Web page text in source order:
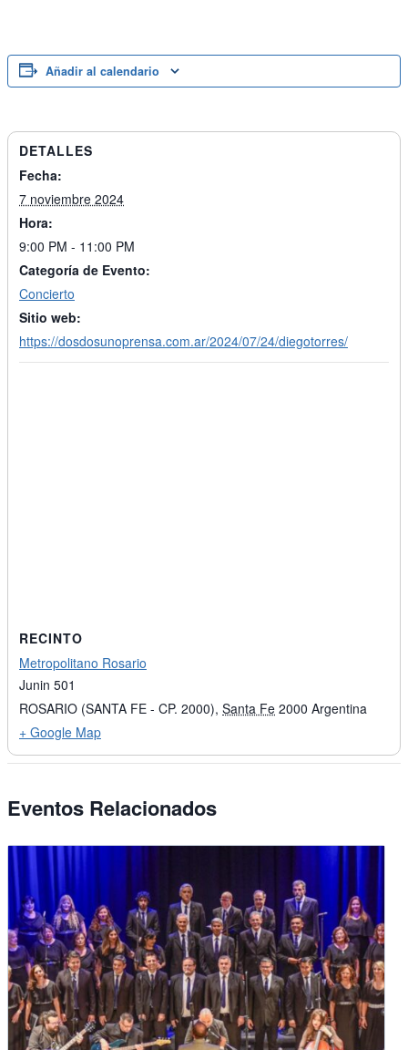
Añadir al calendario
DETALLES
Fecha:
7 noviembre 2024
Hora:
9:00 PM - 11:00 PM
Categoría de Evento:
Concierto
Sitio web:
https://dosdosunoprensa.com.ar/2024/07/24/diegotorres/
RECINTO
Metropolitano Rosario
Junin 501
ROSARIO (SANTA FE - CP. 2000), Santa Fe 2000 Argentina
+ Google Map
Eventos Relacionados